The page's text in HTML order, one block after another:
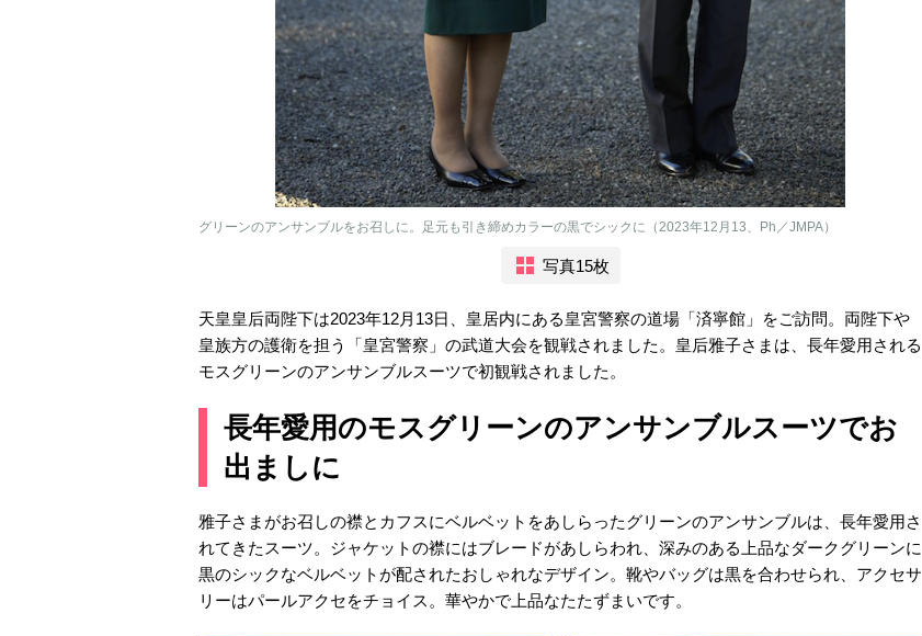
グリーンのアンサンブルをお召しに。足元も引き締めカラーの黒でシックに（2023年12月13、Ph／JMPA）
写真15枚
天皇皇后両陛下は2023年12月13日、皇居内にある皇宮警察の道場「済寧館」をご訪問。両陛下や
皇族方の護衛を担う「皇宮警察」の武道大会を観戦されました。皇后雅子さまは、長年愛用される
モスグリーンのアンサンブルスーツで初観戦されました。
長年愛用のモスグリーンのアンサンブルスーツでお
出ましに
雅子さまがお召しの襟とカフスにベルベットをあしらったグリーンのアンサンブルは、長年愛用さ
れてきたスーツ。ジャケットの襟にはブレードがあしらわれ、深みのある上品なダークグリーンに
黒のシックなベルベットが配されたおしゃれなデザイン。靴やバッグは黒を合わせられ、アクセサ
リーはパールアクセをチョイス。華やかで上品なたたずまいです。